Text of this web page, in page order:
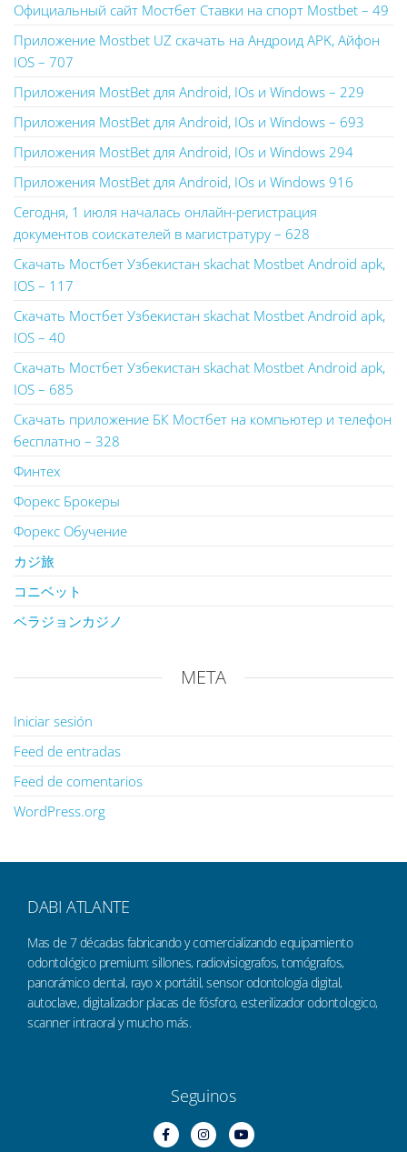
Официальный сайт Мостбет Ставки на спорт Mostbet – 49
Приложение Mostbet UZ скачать на Андроид APK, Айфон
IOS – 707
Приложения MostBet для Android, IOs и Windows – 229
Приложения MostBet для Android, IOs и Windows – 693
Приложения MostBet для Android, IOs и Windows 294
Приложения MostBet для Android, IOs и Windows 916
Сегодня, 1 июля началась онлайн-регистрация
документов соискателей в магистратуру – 628
Скачать Мостбет Узбекистан skachat Mostbet Android apk,
IOS – 117
Скачать Мостбет Узбекистан skachat Mostbet Android apk,
IOS – 40
Скачать Мостбет Узбекистан skachat Mostbet Android apk,
IOS – 685
Скачать приложение БК Мостбет на компьютер и телефон
бесплатно – 328
Финтех
Форекс Брокеры
Форекс Обучение
カジ旅
コニベット
ベラジョンカジノ
META
Iniciar sesión
Feed de entradas
Feed de comentarios
WordPress.org
DABI ATLANTE
Mas de 7 décadas fabricando y comercializando equipamiento
odontológico premium: sillones, radiovisiografos, tomógrafos,
panorámico dental, rayo x portátil, sensor odontología digital,
autoclave, digitalizador placas de fósforo, esterilizador odontologico,
scanner intraoral y mucho más.
Seguinos